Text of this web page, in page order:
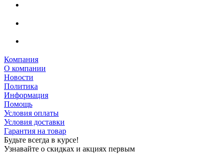
Компания
О компании
Новости
Политика
Информация
Помощь
Условия оплаты
Условия доставки
Гарантия на товар
Будьте всегда в курсе!
Узнавайте о скидках и акциях первым